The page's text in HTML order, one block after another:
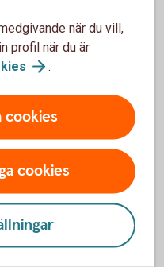
ingå i
kan komma att ingå i
Eventuell
i äktenskapsförordet.
i värsta fall att förlora
pensionspengar om du
när du vill,
profil när du är
.
cookies
cookies